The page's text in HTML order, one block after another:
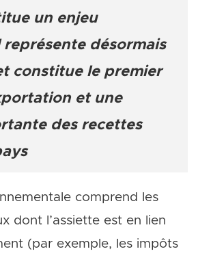
un enjeu
désormais
constitue le premier
et une
des recettes
comprend les
dont l’assiette est en lien
(par exemple, les impôts